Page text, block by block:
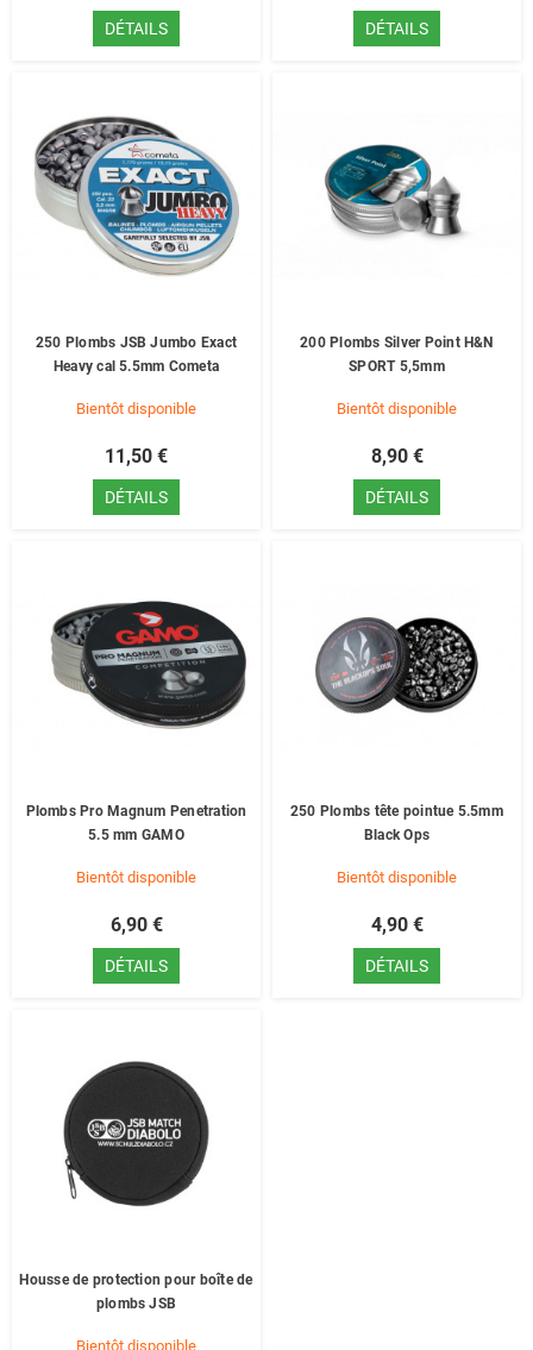
DÉTAILS DÉTAILS
250 Plombs JSB Jumbo Exact
Heavy cal 5.5mm Cometa
Bientôt disponible
11,50 €
DÉTAILS
200 Plombs Silver Point H&N
SPORT 5,5mm
Bientôt disponible
8,90 €
DÉTAILS
Plombs Pro Magnum Penetration
5.5 mm GAMO
Bientôt disponible
6,90 €
DÉTAILS
250 Plombs tête pointue 5.5mm
Black Ops
Bientôt disponible
4,90 €
DÉTAILS
Housse de protection pour boîte de
plombs JSB
Bientôt disponible